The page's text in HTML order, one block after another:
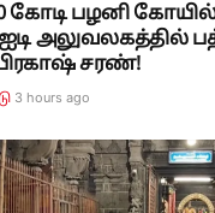
கோடி பழனி
அலுவலகத்தில்
சரண்!
3 hours ago